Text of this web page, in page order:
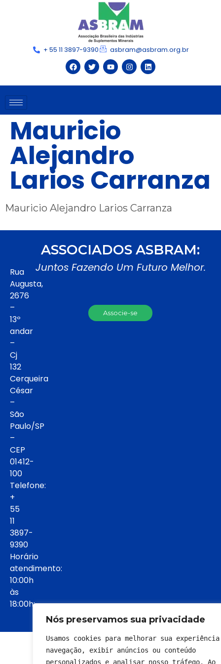
Nós preservamos sua privacidade
Usamos cookies para melhorar sua
navegação, exibir anúncios ou conteúdo
personalizados e analisar nosso tráfego. Ao
+ 55 11 3897-9390 asbram@asbram.org.br
Mauricio
Alejandro
Larios Carranza
Mauricio Alejandro Larios Carranza
Rua
Augusta,
2676
–
13º
andar
–
Cj
132
Cerqueira
César
–
São
Paulo/SP
–
CEP
01412-
100
Telefone:
+
55
11
3897-
9390
Horário
atendimento:
10:00h
às
18:00h:
ASSOCIADOS ASBRAM:
Juntos Fazendo Um Futuro Melhor.
Associe-se
© 2022 - Todos os direitos reservados